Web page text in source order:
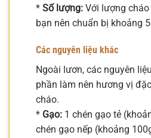
* Số lượng: Với lượng
bạn nên chuẩn bị khoảng
Các nguyên liệu khác
Ngoài lươn, các nguyên
phần làm nên hương vị
cháo.
* Gạo: 1 chén gạo tẻ
chén gạo nếp (khoảng